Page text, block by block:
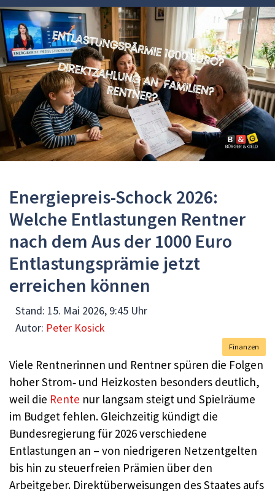
Energiepreis-Schock 2026:
Welche Entlastungen Rentner
nach dem Aus der 1000 Euro
Entlastungsprämie jetzt
erreichen können
Stand: 15. Mai 2026, 9:45 Uhr
Autor: Peter Kosick
Finanzen
Viele Rentnerinnen und Rentner spüren die Folgen
hoher Strom‑ und Heizkosten besonders deutlich,
weil die Rente nur langsam steigt und Spielräume
im Budget fehlen. Gleichzeitig kündigt die
Bundesregierung für 2026 verschiedene
Entlastungen an – von niedrigeren Netzentgelten
bis hin zu steuerfreien Prämien über den
Arbeitgeber. Direktüberweisungen des Staates aufs